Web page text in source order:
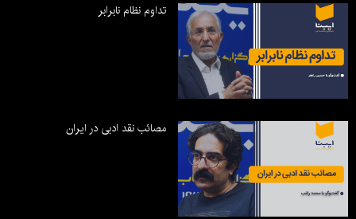
تداوم نظام نابرابر
مصائب نقد ادبی در ایران